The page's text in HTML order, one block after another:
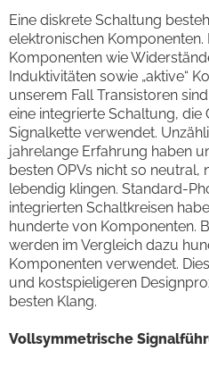
Eine diskrete Schaltung
elektronischen Komponenten.
Komponenten wie
Induktivitäten sowie „aktive“
unserem Fall Transistoren
eine integrierte Schaltung,
Signalkette verwendet.
jahrelange Erfahrung haben
besten OPVs nicht so
lebendig klingen. Standard-
integrierten Schaltkreisen
hunderte von Komponenten.
werden im Vergleich dazu
Komponenten verwendet.
und kostspieligeren
besten Klang.
Vollsymmetrische